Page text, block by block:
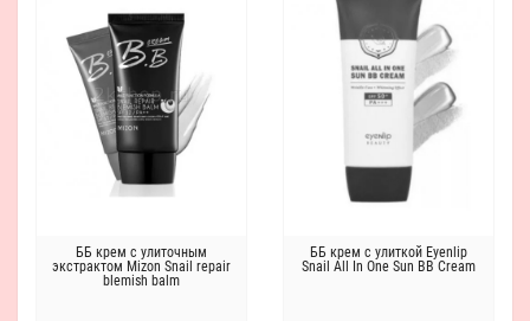
ББ крем с улиточным
экстрактом Mizon Snail repair
blemish balm
ББ крем с улиткой Eyenlip
Snail All In One Sun BB Cream